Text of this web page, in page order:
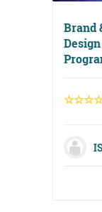
Brand